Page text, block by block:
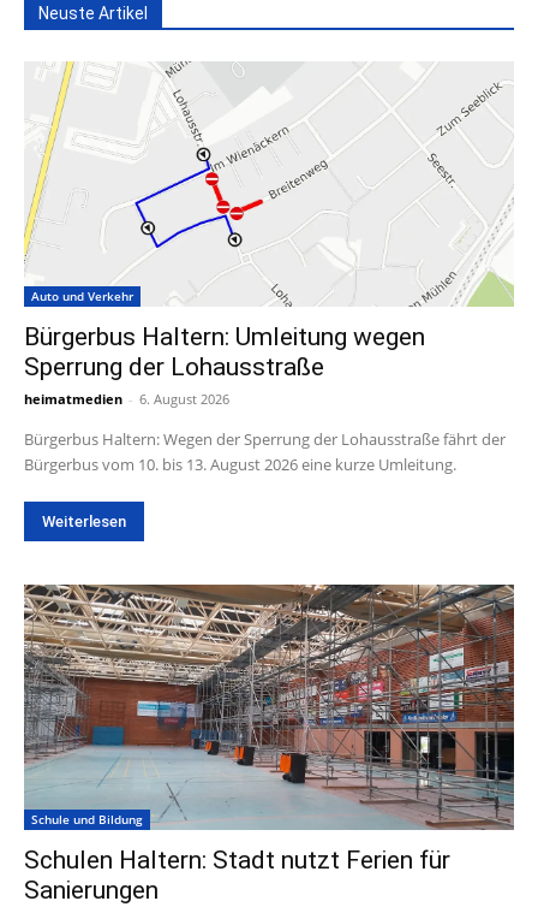
Neuste Artikel
Auto und Verkehr
Bürgerbus Haltern: Umleitung wegen
Sperrung der Lohausstraße
heimatmedien - 6. August 2026
Bürgerbus Haltern: Wegen der Sperrung der Lohausstraße fährt der
Bürgerbus vom 10. bis 13. August 2026 eine kurze Umleitung.
Weiterlesen
Schule und Bildung
Schulen Haltern: Stadt nutzt Ferien für
Sanierungen